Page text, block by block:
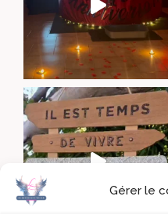
Gérer le